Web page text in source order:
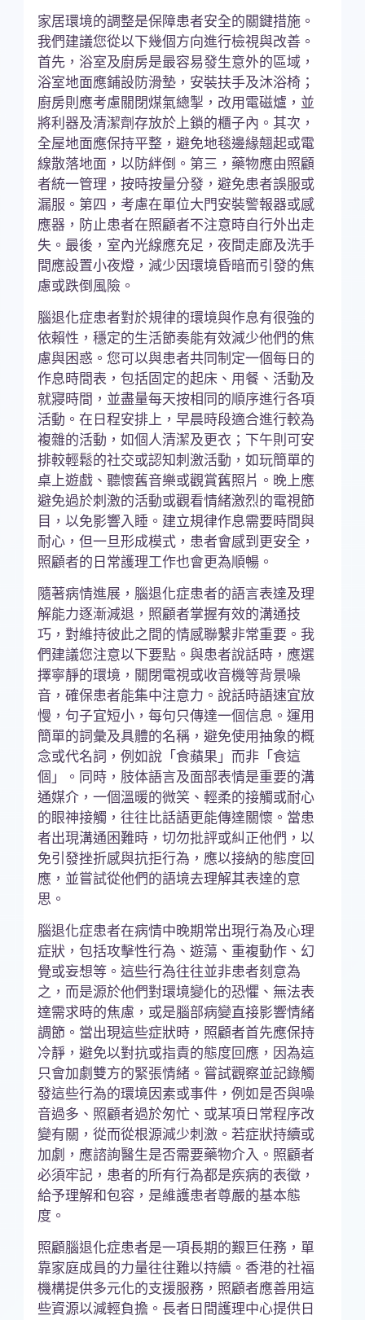
家居環境的調整是保障患者安全的關鍵措施。
我們建議您從以下幾個方向進行檢視與改善。
首先，浴室及廚房是最容易發生意外的區域，
浴室地面應鋪設防滑墊，安裝扶手及沐浴椅；
廚房則應考慮關閉煤氣總掣，改用電磁爐，並
將利器及清潔劑存放於上鎖的櫃子內。其次，
全屋地面應保持平整，避免地毯邊緣翹起或電
線散落地面，以防絆倒。第三，藥物應由照顧
者統一管理，按時按量分發，避免患者誤服或
漏服。第四，考慮在單位大門安裝警報器或感
應器，防止患者在照顧者不注意時自行外出走
失。最後，室內光線應充足，夜間走廊及洗手
間應設置小夜燈，減少因環境昏暗而引發的焦
慮或跌倒風險。
腦退化症患者對於規律的環境與作息有很強的
依賴性，穩定的生活節奏能有效減少他們的焦
慮與困惑。您可以與患者共同制定一個每日的
作息時間表，包括固定的起床、用餐、活動及
就寢時間，並盡量每天按相同的順序進行各項
活動。在日程安排上，早晨時段適合進行較為
複雜的活動，如個人清潔及更衣；下午則可安
排較輕鬆的社交或認知刺激活動，如玩簡單的
桌上遊戲、聽懷舊音樂或觀賞舊照片。晚上應
避免過於刺激的活動或觀看情緒激烈的電視節
目，以免影響入睡。建立規律作息需要時間與
耐心，但一旦形成模式，患者會感到更安全，
照顧者的日常護理工作也會更為順暢。
隨著病情進展，腦退化症患者的語言表達及理
解能力逐漸減退，照顧者掌握有效的溝通技
巧，對維持彼此之間的情感聯繫非常重要。我
們建議您注意以下要點。與患者說話時，應選
擇寧靜的環境，關閉電視或收音機等背景噪
音，確保患者能集中注意力。說話時語速宜放
慢，句子宜短小，每句只傳達一個信息。運用
簡單的詞彙及具體的名稱，避免使用抽象的概
念或代名詞，例如說「食蘋果」而非「食這
個」。同時，肢体語言及面部表情是重要的溝
通媒介，一個溫暖的微笑、輕柔的接觸或耐心
的眼神接觸，往往比話語更能傳達關懷。當患
者出現溝通困難時，切勿批評或糾正他們，以
免引發挫折感與抗拒行為，應以接納的態度回
應，並嘗試從他們的語境去理解其表達的意
思。
腦退化症患者在病情中晚期常出現行為及心理
症狀，包括攻擊性行為、遊蕩、重複動作、幻
覺或妄想等。這些行為往往並非患者刻意為
之，而是源於他們對環境變化的恐懼、無法表
達需求時的焦慮，或是腦部病變直接影響情緒
調節。當出現這些症狀時，照顧者首先應保持
冷靜，避免以對抗或指責的態度回應，因為這
只會加劇雙方的緊張情緒。嘗試觀察並記錄觸
發這些行為的環境因素或事件，例如是否與噪
音過多、照顧者過於匆忙、或某項日常程序改
變有關，從而從根源減少刺激。若症狀持續或
加劇，應諮詢醫生是否需要藥物介入。照顧者
必須牢記，患者的所有行為都是疾病的表徵，
給予理解和包容，是維護患者尊嚴的基本態
度。
照顧腦退化症患者是一項長期的艱巨任務，單
靠家庭成員的力量往往難以持續。香港的社福
機構提供多元化的支援服務，照顧者應善用這
些資源以減輕負擔。長者日間護理中心提供日